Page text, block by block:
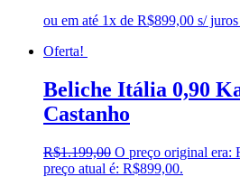
ou em até 1x de R$899,00 s/
Oferta!
Beliche Itália 0,90
Castanho
R$1.199,00 O preço original era:
preço atual é: R$899,00.